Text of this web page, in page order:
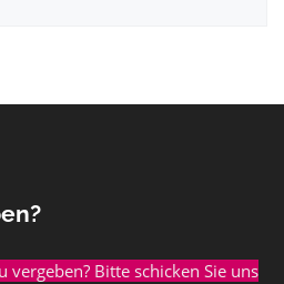
vergeben? Bitte schicken Sie uns